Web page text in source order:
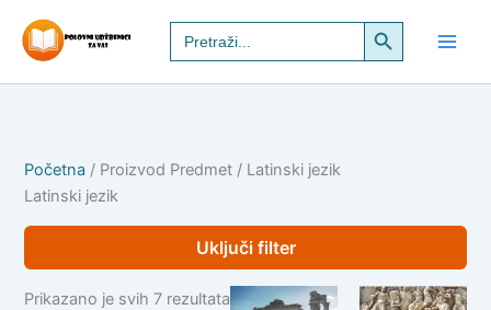
sadržaj
Search
for:
Search Button
Početna / Proizvod Predmet / Latinski jezik
Latinski jezik
Uključi filter
Prikazano je svih 7 rezultata